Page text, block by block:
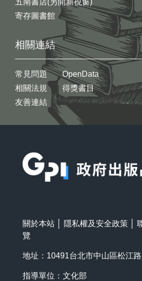
五南書店(另開新視窗)
寄存圖書館
相關連結
常見問題
相關法規
友善連結
OpenData
得獎書目
關於本站 隱私權及安全政策
覽
地址：10491台北市中山區松江
指導單位：文化部